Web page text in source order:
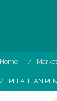
Home
PELATIHAN